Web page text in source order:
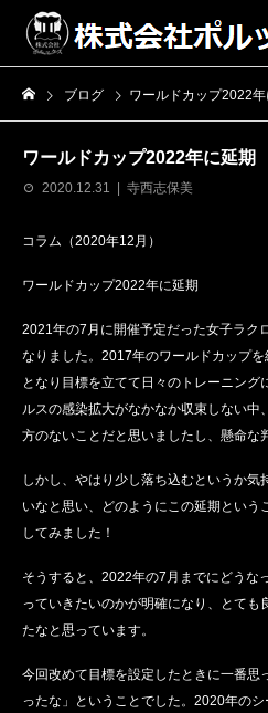
ブログ ワールドカップ2022年
ワールドカップ2022年に延期
2020.12.31 寺西志保美
コラム（2020年12月）
ワールドカップ2022年に延期
2021年の7月に開催予定だった女子ラク
なりました。2017年のワールドカップ
となり目標を立てて日々のトレーニング
ルスの感染拡大がなかなか収束しない
方のないことだと思いましたし、懸命な
しかし、やはり少し落ち込むというか気
いなと思い、どのようにこの延期という
してみました！
そうすると、2022年の7月までにどうな
っていきたいのかが明確になり、とても
たなと思っています。
今回改めて目標を設定したときに一番思
ったな」ということでした。2020年の